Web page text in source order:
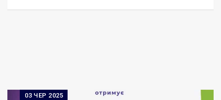
03 ЧЕР 2025